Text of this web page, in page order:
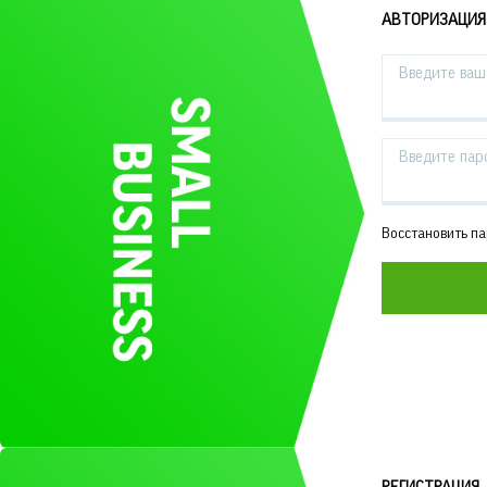
АВТОРИЗАЦИЯ
Введите
Введите
Восстановить